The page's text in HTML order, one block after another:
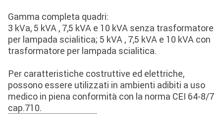
Gamma completa quadri:
3 kVa, 5 kVA , 7,5 kVA e 10 kVA senza trasformatore
per lampada scialitica; 5 kVA , 7,5 kVA e 10 kVA con
trasformatore per lampada scialitica.
Per caratteristiche costruttive ed elettriche,
possono essere utilizzati in ambienti adibiti a uso
medico in piena conformità con la norma CEI 64-8/7
cap.710.